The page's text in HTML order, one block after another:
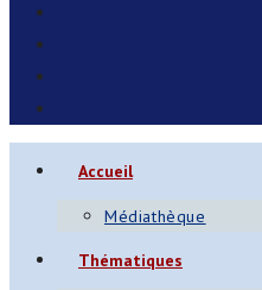
Accueil
Médiathèque
Thématiques